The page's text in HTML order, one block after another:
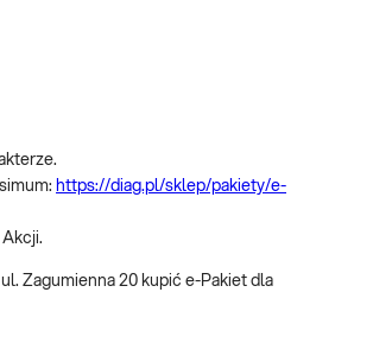
https://diag.pl/sklep/pakiety/e-
Zagumienna 20 kupić e-Pakiet dla